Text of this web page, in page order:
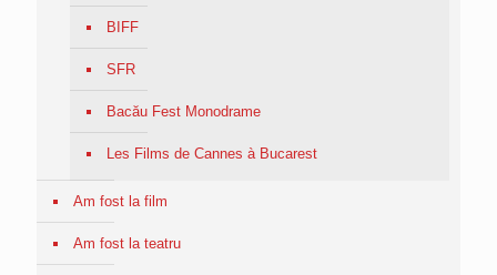
BIFF
SFR
Bacău Fest Monodrame
Les Films de Cannes à Bucarest
Am fost la film
Am fost la teatru